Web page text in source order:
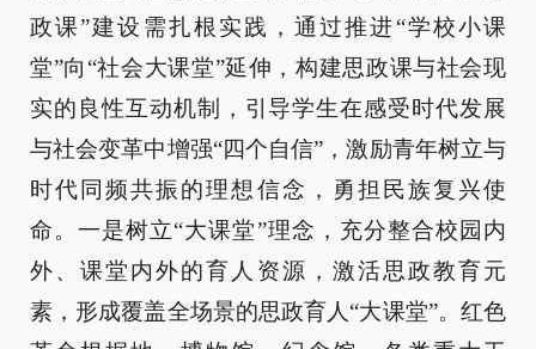
政课”建设需扎根实践，通过推进“学校小课
堂”向“社会大课堂”延伸，构建思政课与社会现
实的良性互动机制，引导学生在感受时代发展
与社会变革中增强“四个自信”，激励青年树立与
时代同频共振的理想信念，勇担民族复兴使
命。一是树立“大课堂”理念，充分整合校园内
外、课堂内外的育人资源，激活思政教育元
素，形成覆盖全场景的思政育人“大课堂”。红色